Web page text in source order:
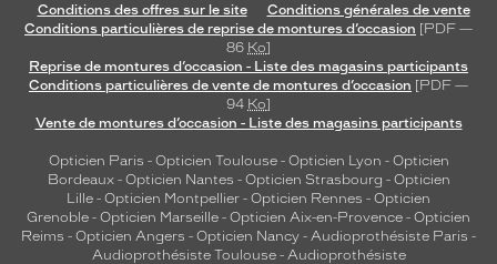
Conditions des offres sur le site
Conditions générales de vente
Conditions particulières de reprise de montures d’occasion [PDF —
86 Ko]
Reprise de montures d’occasion - Liste des magasins participants
Conditions particulières de vente de montures d’occasion [PDF —
94 Ko]
Vente de montures d’occasion - Liste des magasins participants
Opticien Paris - Opticien Toulouse- Opticien Lyon - Opticien
Bordeaux- Opticien Nantes - Opticien Strasbourg - Opticien
Lille - Opticien Montpellier - Opticien Rennes - Opticien
Grenoble - Opticien Marseille - Opticien Aix-en-Provence - Opticien
Reims - Opticien Angers - Opticien Nancy - Audioprothésiste Paris -
Audioprothésiste Toulouse- Audioprothésiste